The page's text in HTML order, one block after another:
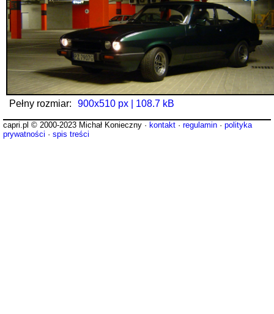
Pełny rozmiar: 900x510 px | 108.7 kB
capri.pl © 2000-2023 Michał Konieczny · kontakt · regulamin · polityka
prywatności · spis treści